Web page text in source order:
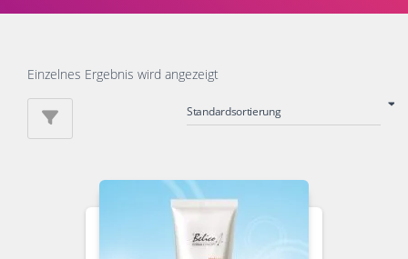
Einzelnes Ergebnis wird angezeigt